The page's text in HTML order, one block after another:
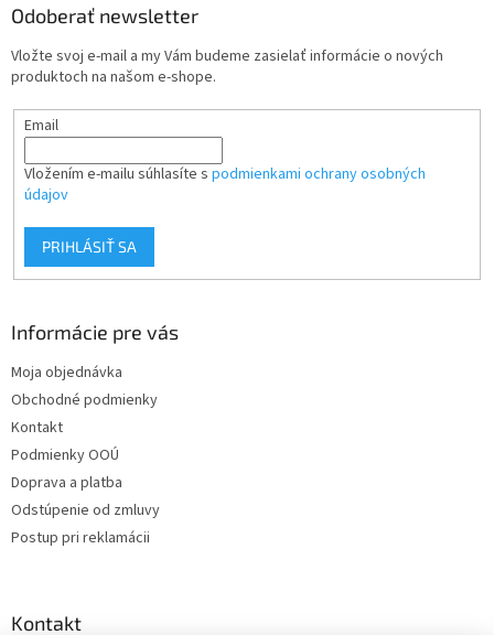
Odoberať newsletter
Vložte svoj e-mail a my Vám budeme zasielať informácie o nových
produktoch na našom e-shope.
Email
Vložením e-mailu súhlasíte s podmienkami ochrany osobných
údajov
PRIHLÁSIŤ SA
Informácie pre vás
Moja objednávka
Obchodné podmienky
Kontakt
Podmienky OOÚ
Doprava a platba
Odstúpenie od zmluvy
Postup pri reklamácii
Kontakt